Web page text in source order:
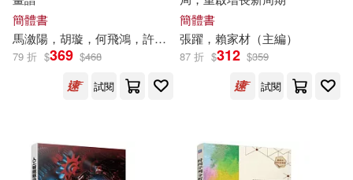
AIP-ROJECT(143)
劉強（主編）(141)
江西教育出版社(2134)
華東師範大學出版社(1938)
簡體書
馬漵陽，胡璇，何飛鴻，許若煒（繪）；彭曉英，陳湘（
79 折 $369 $468
試閱
簡體書
張躍，賴家材（主編）
87 折 $312 $359
試閱